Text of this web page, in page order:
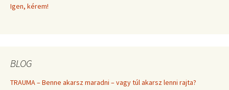
Igen, kérem!
BLOG
TRAUMA – Benne akarsz maradni – vagy túl akarsz lenni rajta?